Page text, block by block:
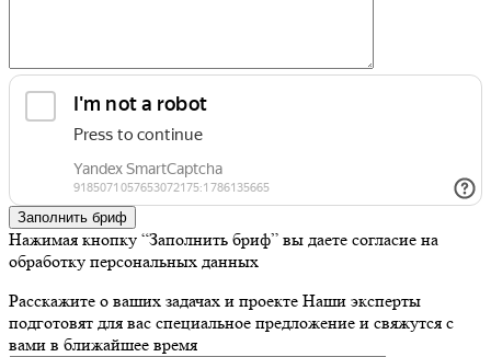
Заполнить бриф
Нажимая кнопку “Заполнить бриф” вы даете согласие на
обработку персональных данных
Расскажите о ваших задачах и проекте Наши эксперты
подготовят для вас специальное предложение и свяжутся с
вами в ближайшее время